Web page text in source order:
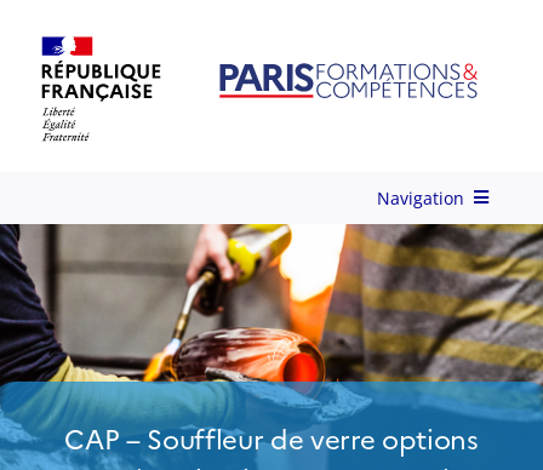
content
Navigation
Qui-sommes-nous ?
Nos Services
Formations
CAP – Souffleur de verre options